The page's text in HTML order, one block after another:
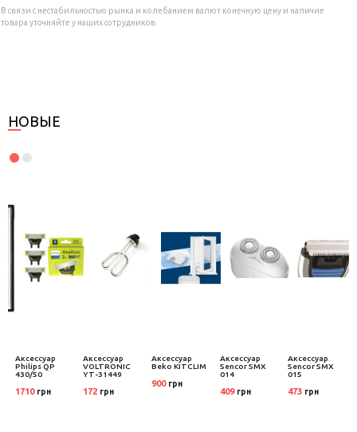
В связи с нестабильностью рынка и колебанием валют конечную цену и наличие
товара уточняйте у наших сотрудников.
НОВЫЕ
Аксессуар
Philips QP
430/50
1710 грн
Аксессуар
VOLTRONIC
YT-31449
172 грн
Аксессуар
Beko KITCLIM
900 грн
Аксессуар
Sencor SMX
014
409 грн
Аксессуар
Sencor SMX
015
473 грн